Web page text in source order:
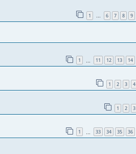
1 … 6 7 8 9
1 11 12 13 14
1 2 3 4
1 2 3
1 33 34 35 36